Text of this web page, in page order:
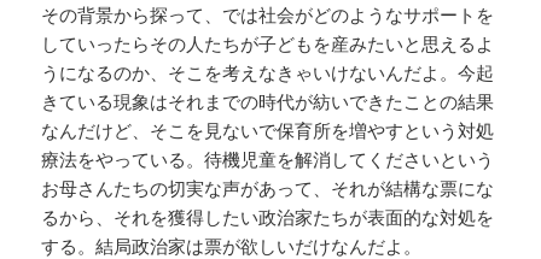
その背景から探って、では社会がどのようなサポートを
していったらその人たちが子どもを産みたいと思えるよ
うになるのか、そこを考えなきゃいけないんだよ。今起
きている現象はそれまでの時代が紡いできたことの結果
なんだけど、そこを見ないで保育所を増やすという対処
療法をやっている。待機児童を解消してくださいという
お母さんたちの切実な声があって、それが結構な票にな
るから、それを獲得したい政治家たちが表面的な対処を
する。結局政治家は票が欲しいだけなんだよ。